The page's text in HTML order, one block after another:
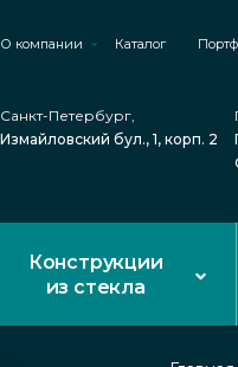
О компании Каталог
Санкт-Петербург,
Измайловский бул., 1, корп. 2
Конструкции
из стекла